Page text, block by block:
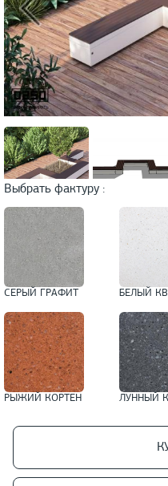
Выбрать фактуру :
СЕРЫЙ ГРАФИТ БЕЛЫЙ
РЫЖИЙ КОРТЕН ЛУННЫЙ